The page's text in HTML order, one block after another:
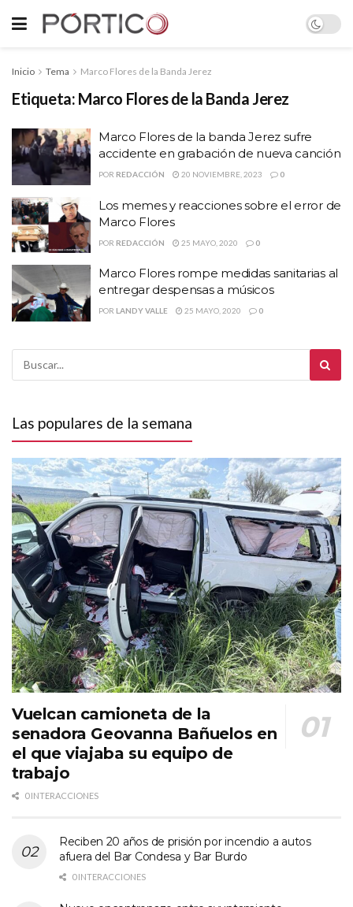
Inicio Tema Marco Flores de la Banda Jerez
Etiqueta: Marco Flores de la Banda Jerez
Marco Flores de la banda Jerez sufre
accidente en grabación de nueva canción
POR REDACCIÓN 20 NOVIEMBRE, 2023 0
Los memes y reacciones sobre el error de
Marco Flores
POR REDACCIÓN 25 MAYO, 2020 0
Marco Flores rompe medidas sanitarias al
entregar despensas a músicos
POR LANDY VALLE 25 MAYO, 2020 0
Las populares de la semana
Vuelcan camioneta de la
senadora Geovanna Bañuelos en
el que viajaba su equipo de
trabajo
0 INTERACCIONES
Reciben 20 años de prisión por incendio a autos
afuera del Bar Condesa y Bar Burdo
0 INTERACCIONES